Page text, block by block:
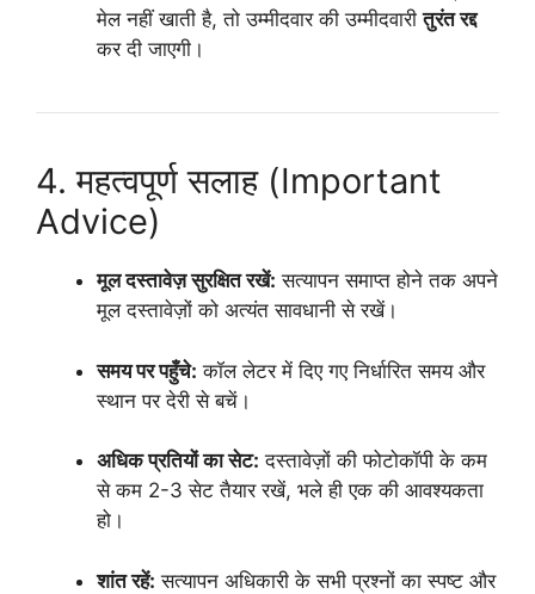
मेल नहीं खाती है, तो उम्मीदवार की उम्मीदवारीतुरंत रद्द
कर दी जाएगी।
4. महत्वपूर्ण सलाह (Important
Advice)
मूल दस्तावेज़ सुरक्षित रखें: सत्यापन समाप्त होने तक अपने
मूल दस्तावेज़ों को अत्यंत सावधानी से रखें।
समय पर पहुँचे: कॉल लेटर में दिए गए निर्धारित समय और
स्थान पर देरी से बचें।
अधिक प्रतियों का सेट: दस्तावेज़ों की फोटोकॉपी के कम
से कम 2-3 सेट तैयार रखें, भले ही एक की आवश्यकता
हो।
शांत रहें: सत्यापन अधिकारी के सभी प्रश्नों का स्पष्ट और